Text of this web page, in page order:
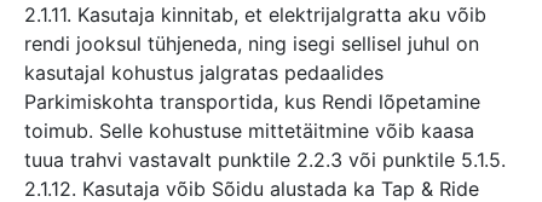
2.1.11. Kasutaja kinnitab, et elektrijalgratta aku võib
rendi jooksul tühjeneda, ning isegi sellisel juhul on
kasutajal kohustus jalgratas pedaalides
Parkimiskohta transportida, kus Rendi lõpetamine
toimub. Selle kohustuse mittetäitmine võib kaasa
tuua trahvi vastavalt punktile 2.2.3 või punktile 5.1.5.
2.1.12. Kasutaja võib Sõidu alustada ka Tap & Ride